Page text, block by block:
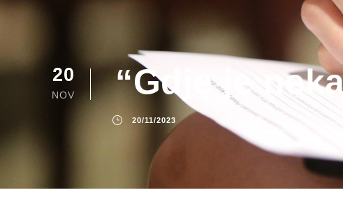
20
NOV “Gdje je
20/11/2023